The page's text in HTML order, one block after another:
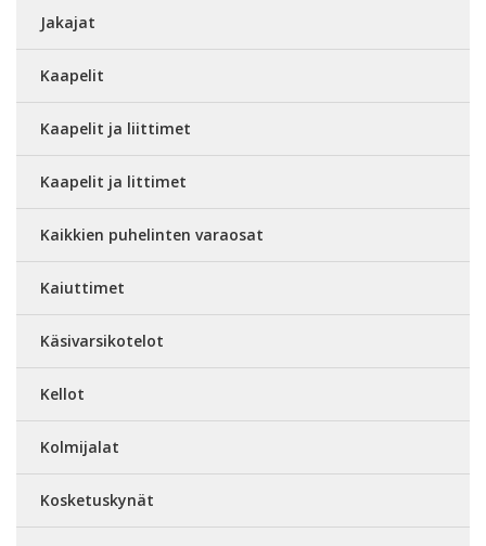
Jakajat
Kaapelit
Kaapelit ja liittimet
Kaapelit ja littimet
Kaikkien puhelinten varaosat
Kaiuttimet
Käsivarsikotelot
Kellot
Kolmijalat
Kosketuskynät